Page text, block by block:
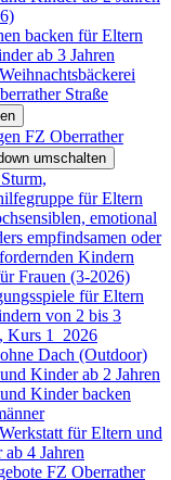
backen für Eltern
ab 3 Jahren
Straße
FZ Oberrather
umschalten
für Eltern
emotional
empfindsamen oder
Kindern
Frauen (3-2026)
für Eltern
von 2 bis 3
Kurs 1_2026
Dach (Outdoor)
Kinder ab 2 Jahren
Kinder backen
für Eltern und
4 Jahren
FZ Oberrather